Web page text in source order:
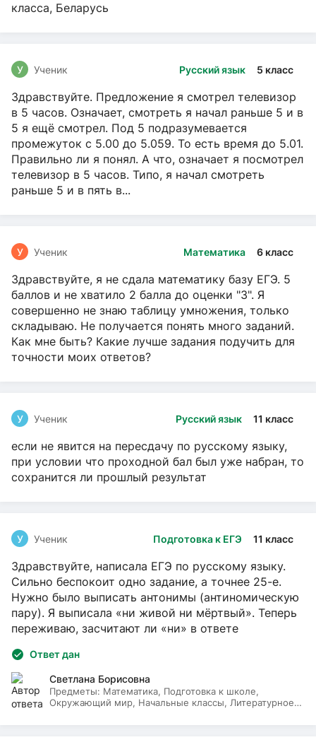
класса, Беларусь
Русский язык 5 класс
У Ученик
Здравствуйте. Предложение я смотрел телевизор
в 5 часов. Означает, смотреть я начал раньше 5 и в
5 я ещё смотрел. Под 5 подразумевается
промежуток с 5.00 до 5.059. То есть время до 5.01.
Правильно ли я понял. А что, означает я посмотрел
телевизор в 5 часов. Типо, я начал смотреть
раньше 5 и в пять в...
Математика 6 класс
У Ученик
Здравствуйте, я не сдала математику базу ЕГЭ. 5
баллов и не хватило 2 балла до оценки "3". Я
совершенно не знаю таблицу умножения, только
складываю. Не получается понять много заданий.
Как мне быть? Какие лучше задания подучить для
точности моих ответов?
Русский язык 11 класс
У Ученик
если не явится на пересдачу по русскому языку,
при условии что проходной бал был уже набран, то
сохранится ли прошлый результат
Подготовка к ЕГЭ 11 класс
У Ученик
Здравствуйте, написала ЕГЭ по русскому языку.
Сильно беспокоит одно задание, а точнее 25-е.
Нужно было выписать антонимы (антиномическую
пару). Я выписала «ни живой ни мёртвый». Теперь
переживаю, засчитают ли «ни» в ответе
Ответ дан
Светлана Борисовна
Предметы: Математика, Подготовка к школе,
Окружающий мир, Начальные классы, Литературное